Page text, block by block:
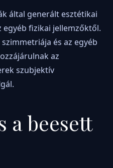
által generált esztétikai
egyéb fizikai jellemzőktől.
és az egyéb
az
szubjektív
a beesett